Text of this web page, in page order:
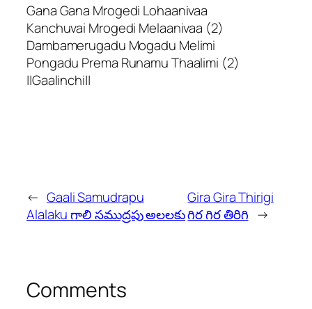
Gana Gana Mrogedi Lohaanivaa
Kanchuvai Mrogedi Melaanivaa (2)
Dambamerugadu Mogadu Melimi
Pongadu Prema Runamu Thaalimi (2)
||Gaalinchi||
← Gaali Samudrapu
Alalaku గాలి సముద్రపు అలలకు
Gira Gira Thirigi
గిర గిర తిరిగి →
Comments